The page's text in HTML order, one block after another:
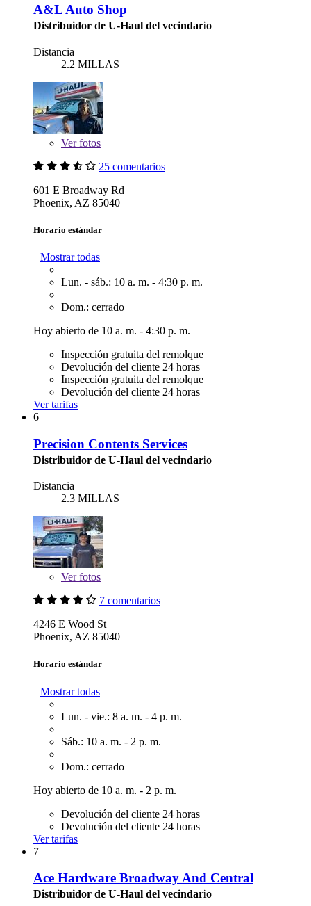
A&L Auto Shop
Distribuidor de U-Haul del vecindario
Distancia
2.2 MILLAS
Verfotos
25 comentarios
601 E Broadway Rd
Phoenix, AZ 85040
Horario estándar
Mostrar todas
Lun. - sáb.: 10 a. m. - 4:30 p. m.
Dom.: cerrado
Hoy abierto de 10 a. m. - 4:30 p. m.
Inspección gratuita del remolque
Devolución del cliente 24 horas
Inspección gratuita del remolque
Devolución del cliente 24 horas
Ver tarifas
6
Precision Contents Services
Distribuidor de U-Haul del vecindario
Distancia
2.3 MILLAS
Verfotos
7 comentarios
4246 E Wood St
Phoenix, AZ 85040
Horario estándar
Mostrar todas
Lun. - vie.: 8 a. m. - 4 p. m.
Sáb.: 10 a. m. - 2 p. m.
Dom.: cerrado
Hoy abierto de 10 a. m. - 2 p. m.
Devolución del cliente 24 horas
Devolución del cliente 24 horas
Ver tarifas
7
Ace Hardware Broadway And Central
Distribuidor de U-Haul del vecindario